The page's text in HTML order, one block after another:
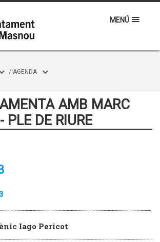
MENÚ
/ AGENDA
AMB MARC
PLE DE RIURE
Iago Pericot